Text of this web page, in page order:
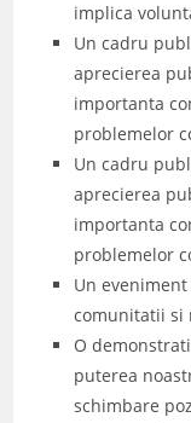
implica
Un cadru
aprecierea
importanta
problemelor
Un cadru
aprecierea
importanta
problemelor
Un
comunitatii si
O
puterea
schimbare